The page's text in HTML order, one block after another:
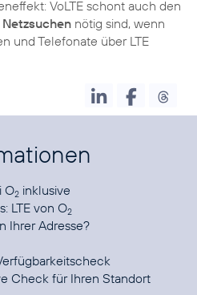
VoLTE schont auch den
nötig sind, wenn
und Telefonate über LTE
O2 inklusive
LTE von O2
Ihrer Adresse?
Check für Ihren Standort